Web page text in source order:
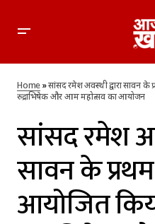
भव्य रुद्राभिषेक और आम
Home»सांसद रमेश अवस्थी द्वारा सावन के
रुद्राभिषेक और आम महोत्सव का आयोजन
सांसद रमेश
सावन के
आयोजित